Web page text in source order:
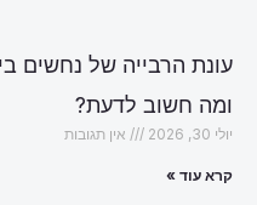
עונת הרבייה של נחשים
ומה חשוב לדעת?
יולי 30, 2026 אין תגובות
קרא עוד »